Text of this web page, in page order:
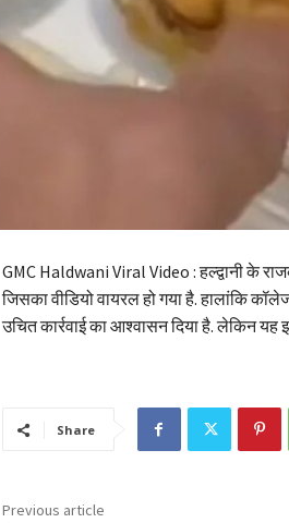
GMC Haldwani Viral Video : हल्द्वानी के
जिसका वीडियो वायरल हो गया है. हालांकि
उचित कार्रवाई का आश्वासन दिया है. लेकिन यह
Share
Previous article